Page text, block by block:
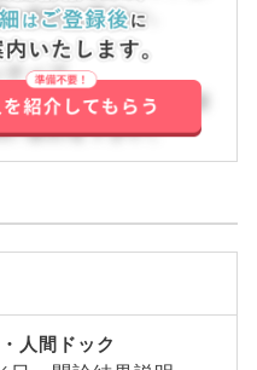
い合わせ下さい。
ティブ
問い合わせ下さい。詳
い合わせ下さい。
人間ドック